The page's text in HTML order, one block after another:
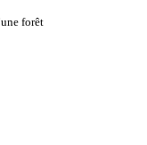
forêt